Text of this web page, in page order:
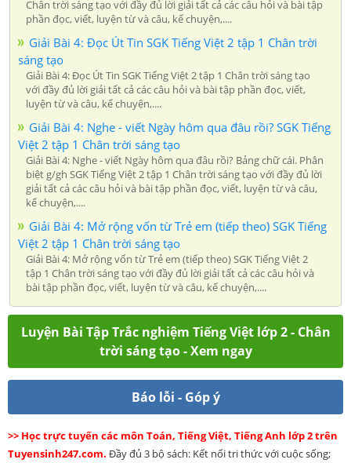
Chân trời sáng tạo với đầy đủ lời giải tất cả các câu hỏi và bài tập
phần đọc, viết, luyện từ và câu, kể chuyện,....
Giải Bài 4: Đọc Út Tin SGK Tiếng Việt 2 tập 1 Chân trời
sáng tạo
Giải Bài 4: Đọc Út Tin SGK Tiếng Việt 2 tập 1 Chân trời sáng tạo
với đầy đủ lời giải tất cả các câu hỏi và bài tập phần đọc, viết,
luyện từ và câu, kể chuyện,....
Giải Bài 4: Nghe - viết Ngày hôm qua đâu rồi? SGK Tiếng
Việt 2 tập 1 Chân trời sáng tạo
Giải Bài 4: Nghe - viết Ngày hôm qua đâu rồi? Bảng chữ cái. Phân
biệt g/gh SGK Tiếng Việt 2 tập 1 Chân trời sáng tạo với đầy đủ lời
giải tất cả các câu hỏi và bài tập phần đọc, viết, luyện từ và câu,
kể chuyện,....
Giải Bài 4: Mở rộng vốn từ Trẻ em (tiếp theo) SGK Tiếng
Việt 2 tập 1 Chân trời sáng tạo
Giải Bài 4: Mở rộng vốn từ Trẻ em (tiếp theo) SGK Tiếng Việt 2
tập 1 Chân trời sáng tạo với đầy đủ lời giải tất cả các câu hỏi và
bài tập phần đọc, viết, luyện từ và câu, kể chuyện,....
Luyện Bài Tập Trắc nghiệm Tiếng Việt lớp 2 - Chân
trời sáng tạo - Xem ngay
Báo lỗi - Góp ý
>> Học trực tuyến các môn Toán, Tiếng Việt, Tiếng Anh lớp 2 trên
Tuyensinh247.com. Đầy đủ 3 bộ sách: Kết nối tri thức với cuộc sống;